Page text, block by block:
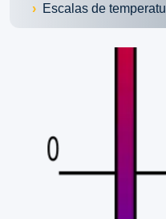
Escalas de